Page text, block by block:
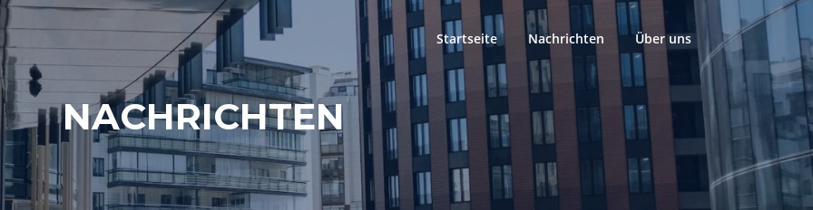
Startseite Nachrichten Über uns
NACHRICHTEN